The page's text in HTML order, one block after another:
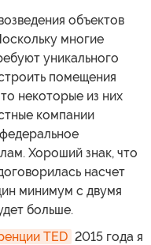
объектов
многие
уникального
помещения
некоторые из них
компании
Хороший знак, что
насчет
минимум с двумя
больше.
TED 2015 года я